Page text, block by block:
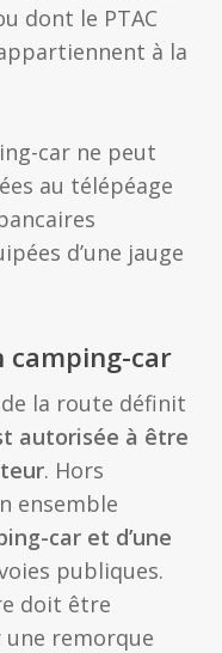
dont le PTAC
à la
car ne peut
au télépéage
d’une jauge
camping-car
de la route définit
autorisée à être
. Hors
ensemble
car et d’une
publiques.
doit être
remorque